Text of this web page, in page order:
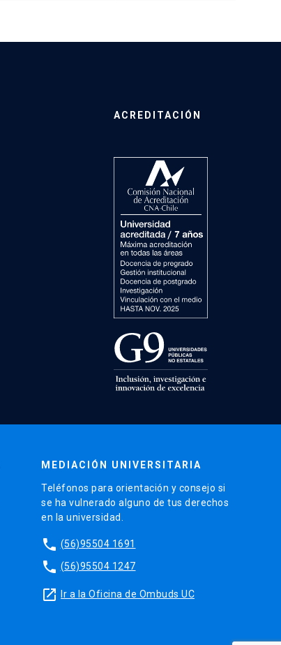
ACREDITACIÓN
MEDIACIÓN UNIVERSITARIA
Teléfonos para orientación y consejo si
se ha vulnerado alguno de tus derechos
en la universidad.
phone (56)95504 1691
phone (56)95504 1247
launch Ir a la Oficina de Ombuds UC